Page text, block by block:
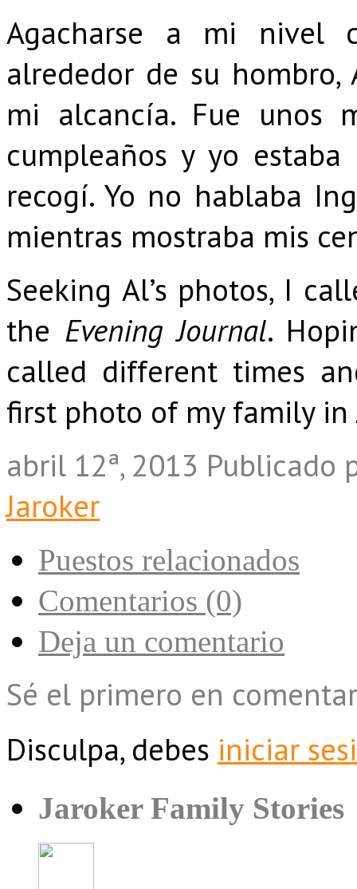
Agacharse a mi nivel
alrededor de su
mi alcancía. Fue unos
cumpleaños y yo
recogí. Yo no hablaba
mientras mostraba mis
Seeking Al’s photos, I
the Evening Journal.
called different times
first photo of my family in
abril 12ª, 2013 Publicado
Jaroker
Puestos relacionados
Comentarios (0)
Deja un comentario
Sé el primero en
Disculpa, debes iniciar
Jaroker Family Stories